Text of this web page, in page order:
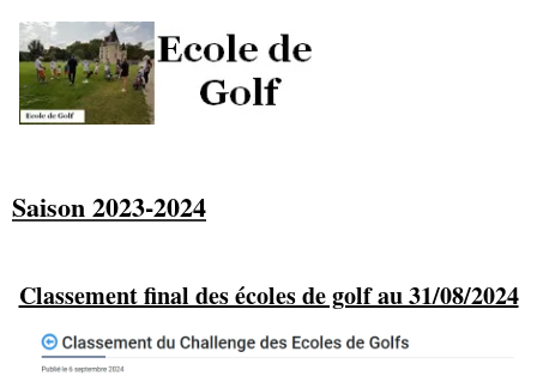
Saison 2023-2024
Classement final des écoles de golf au 31/08/2024